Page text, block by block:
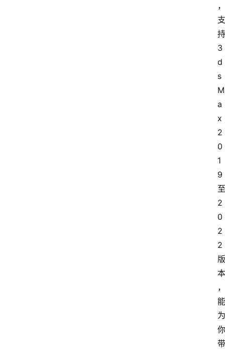
，
支
持
3
d
s
M
a
x
2
0
1
9
至
2
0
2
2
版
本
，
能
为
你
带